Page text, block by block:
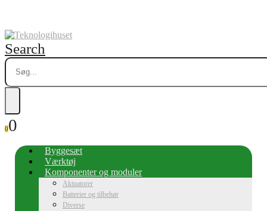
Search
00
Byggesæt
Værktøj
Komponenter og moduler
Aktuatorer
Batterier og tilbehør
Diverse